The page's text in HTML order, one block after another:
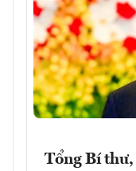
Tổng Bí thư,